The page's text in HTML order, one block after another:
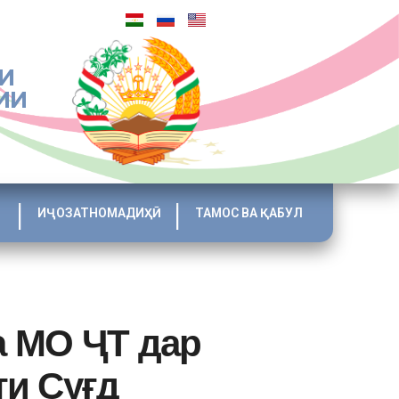
ИҶОЗАТНОМАДИҲӢ ТАМОС ВА ҚАБУЛ
МО ҶТ дар
Суғд